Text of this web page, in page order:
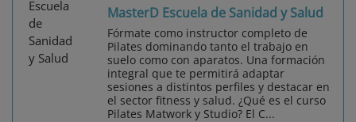
MasterD Escuela de Sanidad y Salud
Fórmate como instructor completo de
Pilates dominando tanto el trabajo en
suelo como con aparatos. Una formación
integral que te permitirá adaptar
sesiones a distintos perfiles y destacar en
el sector fitness y salud. ¿Qué es el curso
Pilates Matwork y Studio? El C...